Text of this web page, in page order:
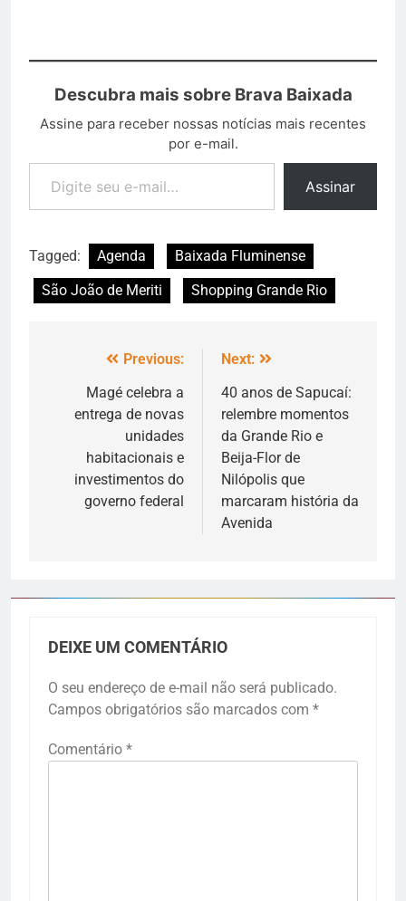
Descubra mais sobre Brava Baixada
Assine para receber nossas notícias mais recentes
por e-mail.
Assinar
Tagged: Agenda
Baixada Fluminense
São João de Meriti
Shopping Grande Rio
Previous:
Magé celebra a
entrega de novas
unidades
habitacionais e
investimentos do
governo federal
Next:
40 anos de Sapucaí:
relembre momentos
da Grande Rio e
Beija-Flor de
Nilópolis que
marcaram história da
Avenida
DEIXE UM COMENTÁRIO
O seu endereço de e-mail não será publicado.
Campos obrigatórios são marcados com *
Comentário *